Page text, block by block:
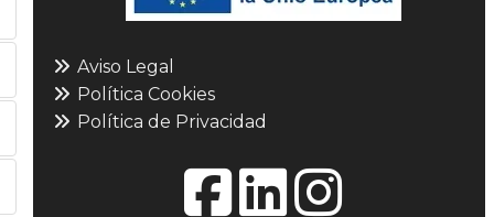
Aviso Legal
Política Cookies
Política de Privacidad